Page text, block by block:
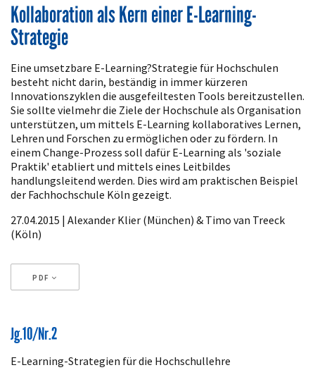
Kollaboration als Kern einer E-Learning-
Strategie
Artikelinhalt
Eine umsetzbare E-Learning?Strategie für Hochschulen
besteht nicht darin, beständig in immer kürzeren
Innovationszyklen die ausgefeiltesten Tools bereitzustellen.
Sie sollte vielmehr die Ziele der Hochschule als Organisation
unterstützen, um mittels E-Learning kollaboratives Lernen,
Lehren und Forschen zu ermöglichen oder zu fördern. In
einem Change-Prozess soll dafür E-Learning als 'soziale
Praktik' etabliert und mittels eines Leitbildes
handlungsleitend werden. Dies wird am praktischen Beispiel
der Fachhochschule Köln gezeigt.
27.04.2015 | Alexander Klier (München) & Timo van Treeck
(Köln)
PDF
Jg.10/Nr.2
E-Learning-Strategien für die Hochschullehre